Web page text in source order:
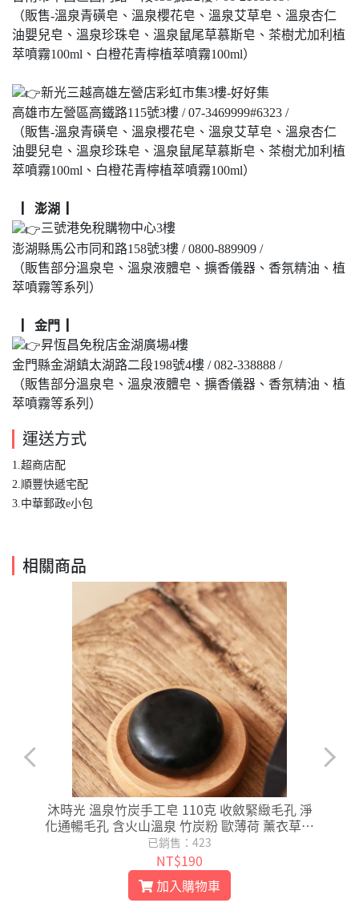
（販售-溫泉青磺皂、溫泉櫻花皂、溫泉艾草皂、溫泉杏仁
油嬰兒皂、溫泉珍珠皂、溫泉鼠尾草慕斯皂、茶樹尤加利植
萃噴霧100ml、白橙花青檸植萃噴霧100ml）
新光三越高雄左營店彩虹市集3樓-好好集
高雄市左營區高鐵路115號3樓 / 07-3469999#6323 /
（販售-溫泉青磺皂、溫泉櫻花皂、溫泉艾草皂、溫泉杏仁
油嬰兒皂、溫泉珍珠皂、溫泉鼠尾草慕斯皂、茶樹尤加利植
萃噴霧100ml、白橙花青檸植萃噴霧100ml）
▏澎湖 ▏
三號港免稅購物中心3樓
澎湖縣馬公市同和路158號3樓 / 0800-889909 /
（販售部分溫泉皂、溫泉液體皂、擴香儀器、香氛精油、植
萃噴霧等系列）
▏金門 ▏
昇恆昌免稅店金湖廣場4樓
金門縣金湖鎮太湖路二段198號4樓 / 082-338888 /
（販售部分溫泉皂、溫泉液體皂、擴香儀器、香氛精油、植
萃噴霧等系列）
運送方式
1.超商店配
​2.順豐快遞宅配
3.中華郵政e小包
相關商品
沐時光 溫泉竹炭手工皂 110克 收斂緊緻毛孔 淨
化通暢毛孔 含火山溫泉 竹炭粉 歐薄荷 薰衣草精
油 油性 混合膚質
已銷售：423
NT$190
加入購物車